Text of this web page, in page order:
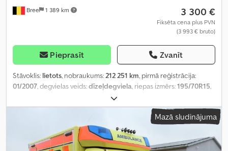
Bree 1 389 km 3 300 €
Fiksēta cena plus PVN
(3 993 € bruto)
Pieprasīt Zvanīt
Stāvoklis: lietots, nobraukums: 212 251 km, pirmā reģistrācija:
01/2007 , degvielas veids:dīzeļdegviela , riepas izmērs:195/70R15
, degviela:
sistēma:tērauds, kopējais garums:5 300 mm, kopējais augstums:
, iekraušanas vietas
1 600 mm, iekraušanas telpas augstums:
Ražošanas gads: 2007,
Mazā sludinājuma